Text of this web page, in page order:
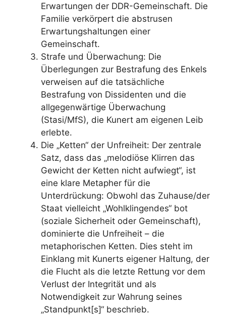
Erwartungen der DDR-Gemeinschaft. Die
Familie verkörpert die abstrusen
Erwartungshaltungen einer
Gemeinschaft.
Strafe und Überwachung: Die
Überlegungen zur Bestrafung des Enkels
verweisen auf die tatsächliche
Bestrafung von Dissidenten und die
allgegenwärtige Überwachung
(Stasi/MfS), die Kunert am eigenen Leib
erlebte.
Die „Ketten“ der Unfreiheit: Der zentrale
Satz, dass das „melodiöse Klirren das
Gewicht der Ketten nicht aufwiegt“, ist
eine klare Metapher für die
Unterdrückung: Obwohl das Zuhause/der
Staat vielleicht „Wohlklingendes“ bot
(soziale Sicherheit oder Gemeinschaft),
dominierte die Unfreiheit – die
metaphorischen Ketten. Dies steht im
Einklang mit Kunerts eigener Haltung, der
die Flucht als die letzte Rettung vor dem
Verlust der Integrität und als
Notwendigkeit zur Wahrung seines
„Standpunkt[s]“ beschrieb.